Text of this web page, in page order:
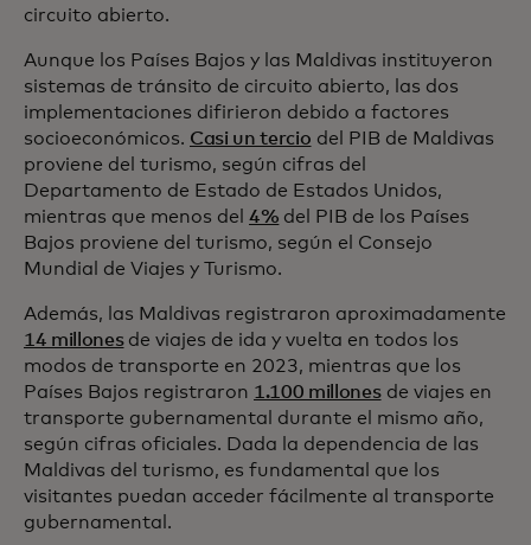
circuito abierto.
Aunque los Países Bajos y las Maldivas instituyeron
sistemas de tránsito de circuito abierto, las dos
implementaciones difirieron debido a factores
socioeconómicos. Casi un tercio del PIB de Maldivas
proviene del turismo, según cifras del
Departamento de Estado de Estados Unidos,
mientras que menos del 4% del PIB de los Países
Bajos proviene del turismo, según el Consejo
Mundial de Viajes y Turismo.
Además, las Maldivas registraron aproximadamente
14 millonesde viajes de ida y vuelta en todos los
modos de transporte en 2023, mientras que los
Países Bajos registraron 1.100 millonesde viajes en
transporte gubernamental durante el mismo año,
según cifras oficiales. Dada la dependencia de las
Maldivas del turismo, es fundamental que los
visitantes puedan acceder fácilmente al transporte
gubernamental.